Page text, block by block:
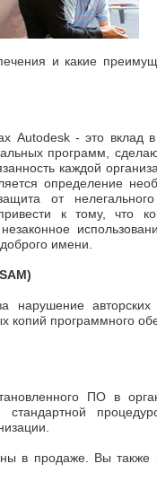
и какие
Autodesk - это вклад
программ,
каждой
определение
от нелегального
к тому, что
имени.
нарушение авторских
копий программного
ПО в
стандартной
в продаже. Вы также